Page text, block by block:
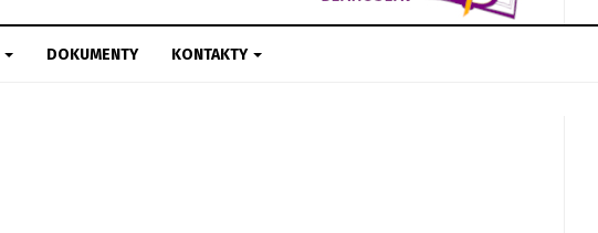
DOKUMENTY KONTAKTY